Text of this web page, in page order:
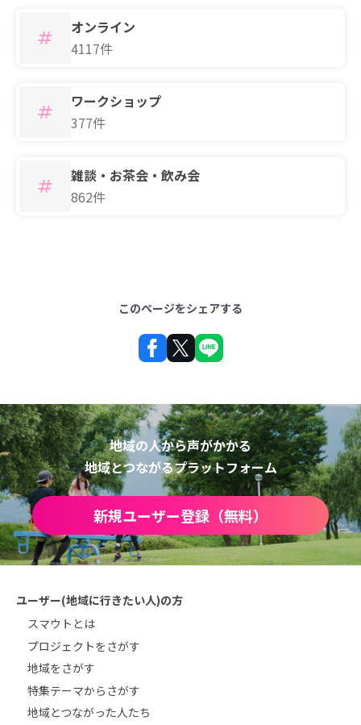
オンライン
4117件
ワークショップ
377件
雑談・お茶会・飲み会
862件
このページをシェアする
地域の人から声がかかる
地域とつながるプラットフォーム
新規ユーザー登録（無料）
ユーザー(地域に行きたい人)の方
スマウトとは
プロジェクトをさがす
地域をさがす
特集テーマからさがす
地域とつながった人たち